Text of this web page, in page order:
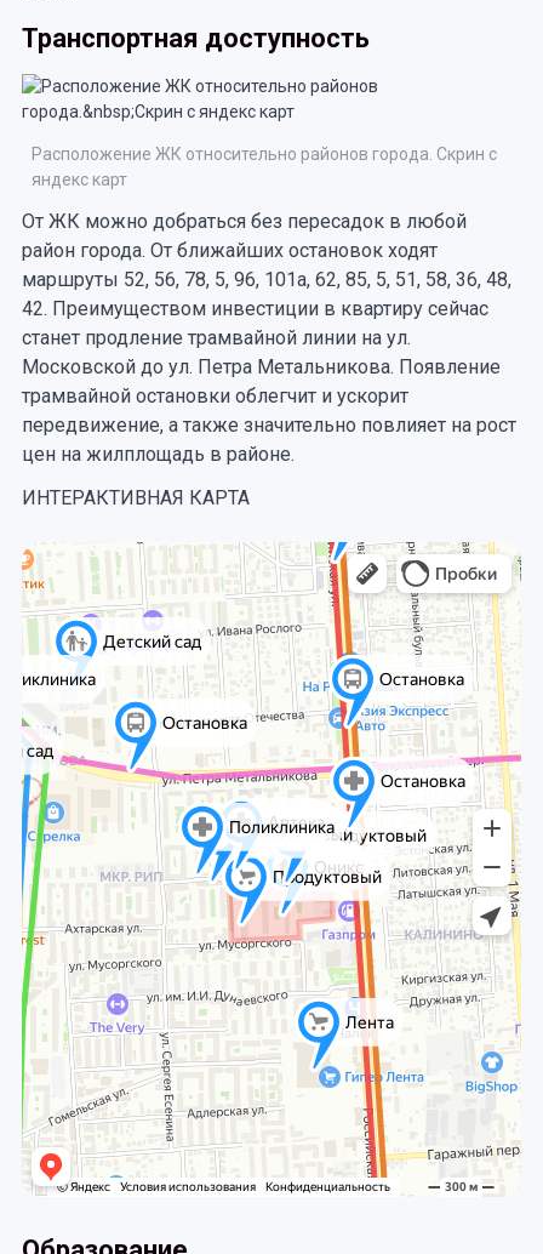
Транспортная доступность
Расположение ЖК относительно районов города. Скрин с
яндекс карт
От ЖК можно добраться без пересадок в любой
район города. От ближайших остановок ходят
маршруты 52, 56, 78, 5, 96, 101а, 62, 85, 5, 51, 58, 36, 48,
42. Преимуществом инвестиции в квартиру сейчас
станет продление трамвайной линии на ул.
Московской до ул. Петра Метальникова. Появление
трамвайной остановки облегчит и ускорит
передвижение, а также значительно повлияет на рост
цен на жилплощадь в районе.
ИНТЕРАКТИВНАЯ КАРТА